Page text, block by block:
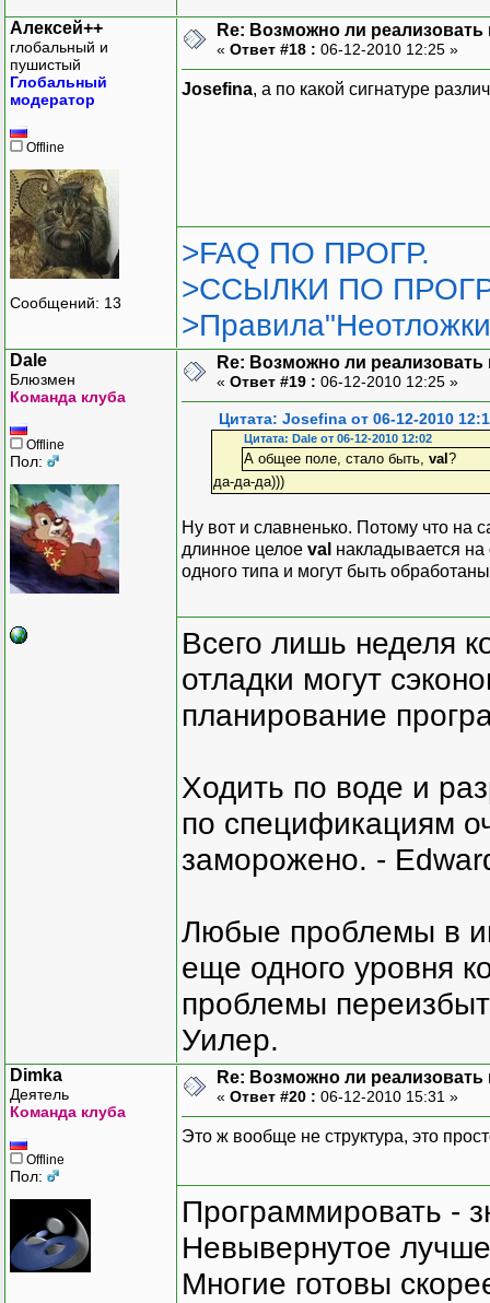
Алексей++
глобальный и
пушистый
Глобальный
модератор
Offline
Сообщений: 13
Re: Возможно ли
« Ответ #18 : 06-12-2010 12:25 »
Josefina, а по какой сигнатуре
>FAQ ПО ПРОГР.
>ССЫЛКИ ПО
Dale
Блюзмен
Команда клуба
Offline
Пол:
Re: Возможно ли
« Ответ #19 : 06-12-2010 12:25 »
Цитата: Josefina от 06-12-2010
Цитата: Dale от 06-12-2010 12:02
А общее поле, стало быть,val?
да-да-да)))
Ну вот и славненько. Потому что на
длинное целое val накладывается
одного типа и могут быть
Всего лишь неделя
отладки могут
планирование
Ходить по воде и
по спецификациям
заморожено. -
Любые проблемы в
еще одного уровня
проблемы
Уилер.
Dimka
Деятель
Команда клуба
Offline
Пол:
Re: Возможно ли
« Ответ #20 : 06-12-2010 15:31 »
Это ж вообще не структура, это
Программировать -
Невывернутое
Многие готовы